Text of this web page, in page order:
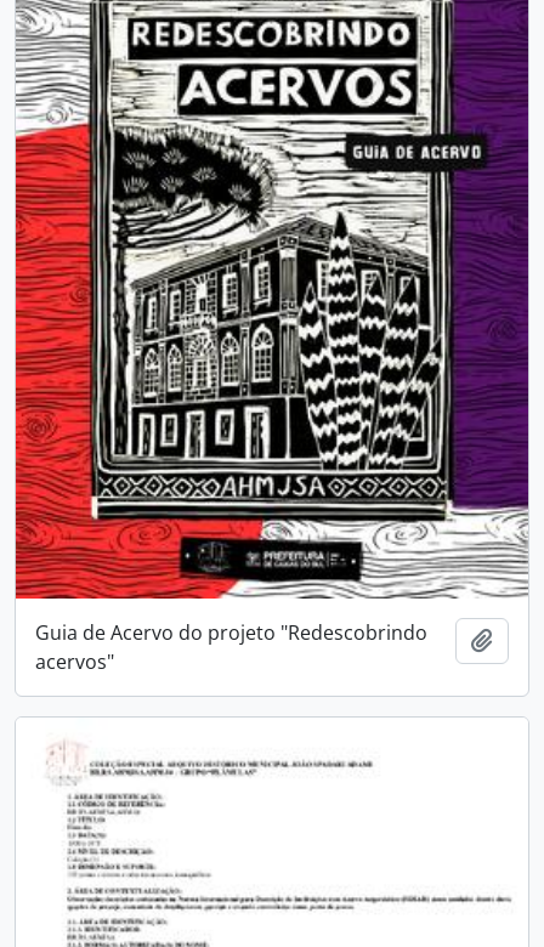
Guia de Acervo do projeto "Redescobrindo
acervos"